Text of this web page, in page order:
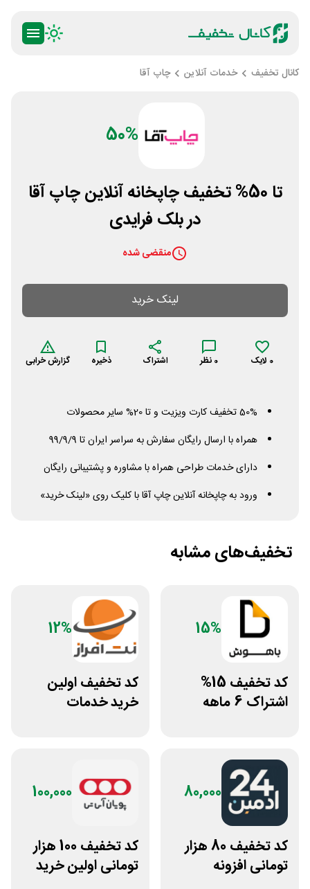
کانال تخفیف خدمات آنلاین چاپ آقا
50%
تا 50% تخفیف چاپخانه آنلاین چاپ آقا
در بلک فرایدی
منقضی شده
لینک خرید
0 لایک 0 نظر اشتراک ذخیره گزارش خرابی
50% تخفیف کارت ویزیت و تا 20% سایر محصولات
همراه با ارسال رایگان سفارش به سراسر ایران تا 99/9/9
دارای خدمات طراحی همراه با مشاوره و پشتیبانی رایگان
ورود به چاپخانه آنلاین چاپ آقا با کلیک روی «لینک خرید»
تخفیف‌های مشابه
15%
کد تخفیف 15%
اشتراک 6 ماهه
12%
کد تخفیف اولین
خرید خدمات
80,000
کد تخفیف 80 هزار
تومانی افزونه
100,000
کد تخفیف 100 هزار
تومانی اولین خرید